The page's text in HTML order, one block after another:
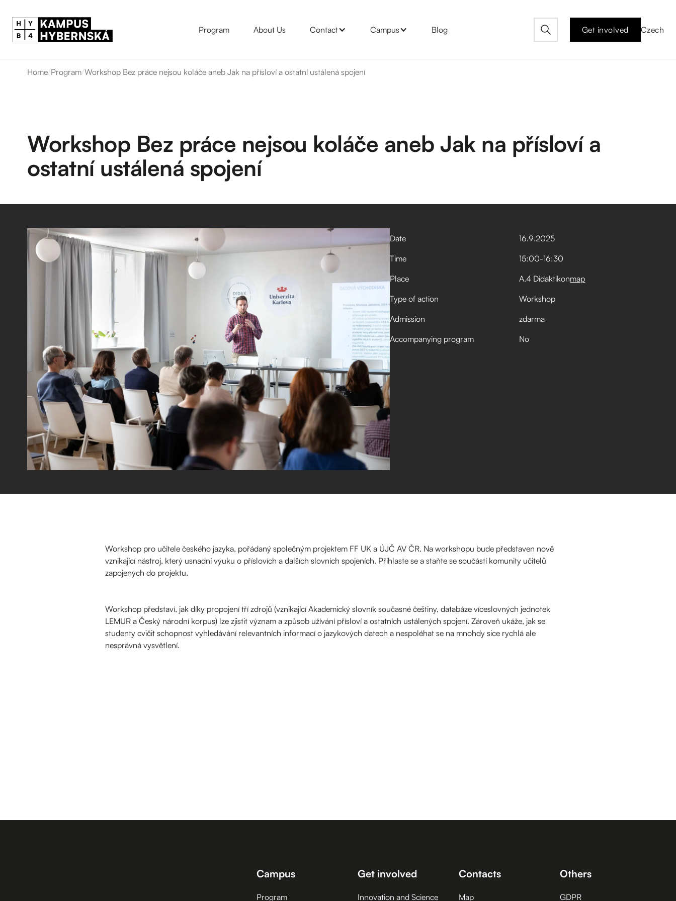
Program About Us Contact Campus Blog Get involved Czech
Home/Program/Workshop Bez práce nejsou koláče aneb Jak na přísloví a ostatní ustálená spojení
Workshop Bez práce nejsou koláče aneb Jak na přísloví a
ostatní ustálená spojení
Date 16.9.2025
Time
15:00-16:30
Place
A.4 Didaktikonmap
Type of action
Workshop
Admission
zdarma
Accompanying program
No
Workshop pro učitele českého jazyka, pořádaný společným projektem FF UK a ÚJČ AV ČR. Na workshopu bude představen nově
vznikající nástroj, který usnadní výuku o příslovích a dalších slovních spojeních. Přihlaste se a staňte se součástí komunity učitelů
zapojených do projektu.
Workshop představí, jak díky propojení tří zdrojů (vznikající Akademický slovník současné češtiny, databáze víceslovných jednotek
LEMUR a Český národní korpus) lze zjistit význam a způsob užívání přísloví a ostatních ustálených spojení. Zároveň ukáže, jak se
studenty cvičit schopnost vyhledávání relevantních informací o jazykových datech a nespoléhat se na mnohdy sice rychlá ale
nesprávná vysvětlení.
Campus
Program
Get involved
Innovation and Science
Contacts
Map
Others
GDPR